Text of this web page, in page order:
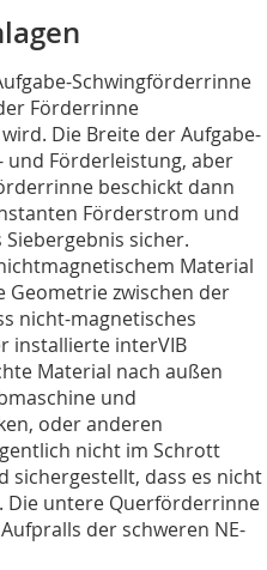
Schwingförderrinne
Förderrinne
Die Breite der Aufgabe-
Förderleistung, aber
beschickt dann
Förderstrom und
sicher.
Material
Geometrie zwischen der
nicht-magnetisches
installierte interVIB
Material nach außen
und
oder anderen
nicht im Schrott
sichergestellt, dass es nicht
Die untere Querförderrinne
der schweren NE-